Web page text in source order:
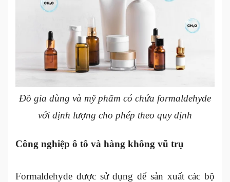
Đồ gia dùng và mỹ phẩm có chứa formaldehyde
với định lượng cho phép theo quy định
Công nghiệp ô tô và hàng không vũ trụ
Formaldehyde được sử dụng để sản xuất các bộ